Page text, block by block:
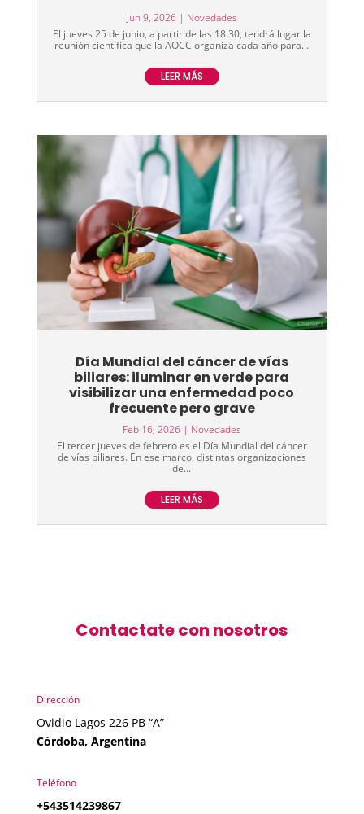
Jun 9, 2026| Novedades
El jueves 25 de junio, a partir de las 18:30, tendrá lugar la
reunión científica que la AOCC organiza cada año para...
LEER MÁS
Día Mundial del cáncer de vías
biliares: iluminar en verde para
visibilizar una enfermedad poco
frecuente pero grave
Feb 16, 2026| Novedades
El tercer jueves de febrero es el Día Mundial del cáncer
de vías biliares. En ese marco, distintas organizaciones
de...
LEER MÁS
Contactate con nosotros
Dirección
Ovidio Lagos 226 PB “A”
Córdoba, Argentina
Teléfono
+543514239867